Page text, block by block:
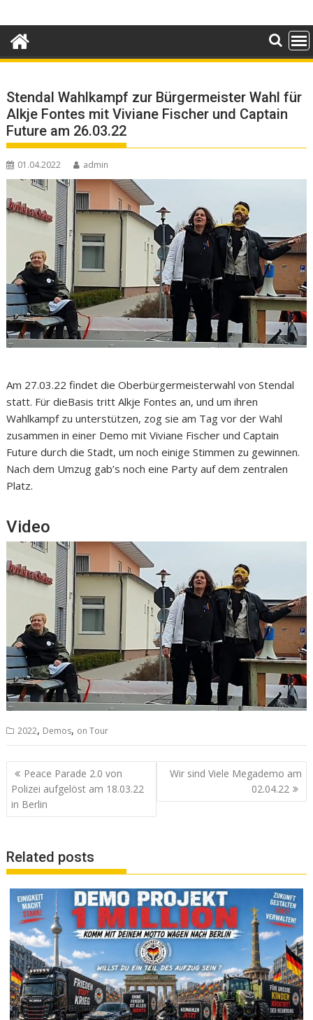
to
content
Stendal Wahlkampf zur Bürgermeister Wahl für
Alkje Fontes mit Viviane Fischer und Captain
Future am 26.03.22
01.04.2022 admin
Am 27.03.22 findet die Oberbürgermeisterwahl von Stendal
statt. Für dieBasis tritt Alkje Fontes an, und um ihren
Wahlkampf zu unterstützen, zog sie am Tag vor der Wahl
zusammen in einer Demo mit Viviane Fischer und Captain
Future durch die Stadt, um noch einige Stimmen zu gewinnen.
Nach dem Umzug gab’s noch eine Party auf dem zentralen
Platz.
Video
2022, Demos, on Tour
Beitrags-
Navigation
Peace Parade 2.0 von
Polizei aufgelöst am 18.03.22
in Berlin
Wir sind Viele Megademo am
02.04.22
Related posts